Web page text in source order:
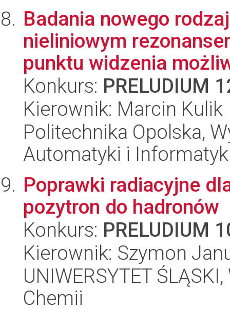
Badania nowego
nieliniowym
punktu widzenia
Konkurs: PRELUDIUM
Kierownik: Marcin Kulik
Politechnika Opolska,
Automatyki i
Poprawki radiacyjne
pozytron do hadronów
Konkurs: PRELUDIUM
Kierownik: Szymon
UNIWERSYTET
Chemii